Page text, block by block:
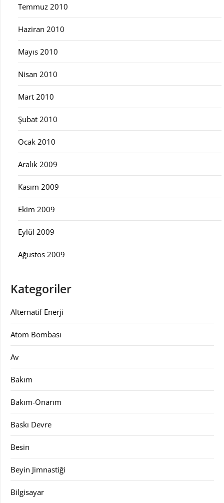
Temmuz 2010
Haziran 2010
Mayıs 2010
Nisan 2010
Mart 2010
Şubat 2010
Ocak 2010
Aralık 2009
Kasım 2009
Ekim 2009
Eylül 2009
Ağustos 2009
Kategoriler
Alternatif Enerji
Atom Bombası
Av
Bakım
Bakım-Onarım
Baskı Devre
Besin
Beyin Jimnastiği
Bilgisayar